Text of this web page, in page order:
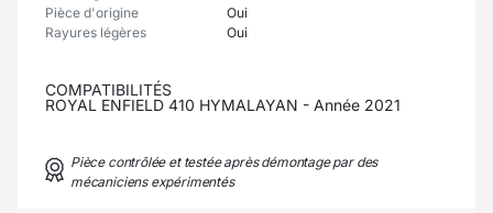
Pièce d'origine
Oui
Rayures légères
Oui
COMPATIBILITÉS
ROYAL ENFIELD 410 HYMALAYAN - Année 2021
Pièce contrôlée et testée après démontage par des
mécaniciens expérimentés